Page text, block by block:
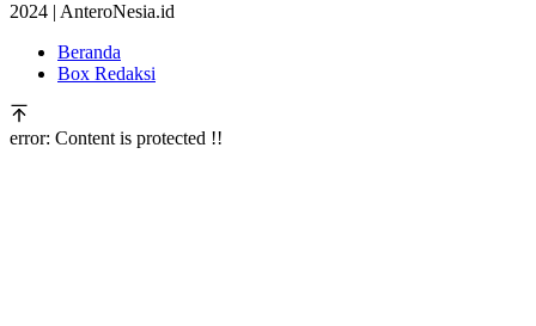
2024 | AnteroNesia.id
Beranda
Box Redaksi
error: Content is protected !!